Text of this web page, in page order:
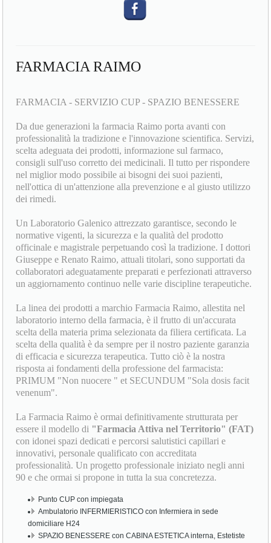
FARMACIA RAIMO
FARMACIA - SERVIZIO CUP - SPAZIO BENESSERE
Da due generazioni la farmacia Raimo porta avanti con
professionalità la tradizione e l'innovazione scientifica. Servizi,
scelta adeguata dei prodotti, informazione sul farmaco,
consigli sull'uso corretto dei medicinali. Il tutto per rispondere
nel miglior modo possibile ai bisogni dei suoi pazienti,
nell'ottica di un'attenzione alla prevenzione e al giusto utilizzo
dei rimedi.
Un Laboratorio Galenico attrezzato garantisce, secondo le
normative vigenti, la sicurezza e la qualità del prodotto
officinale e magistrale perpetuando così la tradizione. I dottori
Giuseppe e Renato Raimo, attuali titolari, sono supportati da
collaboratori adeguatamente preparati e perfezionati attraverso
un aggiornamento continuo nelle varie discipline terapeutiche.
La linea dei prodotti a marchio Farmacia Raimo, allestita nel
laboratorio interno della farmacia, è il frutto di un'accurata
scelta della materia prima selezionata da filiera certificata. La
scelta della qualità è da sempre per il nostro paziente garanzia
di efficacia e sicurezza terapeutica. Tutto ciò è la nostra
risposta ai fondamenti della professione del farmacista:
PRIMUM "Non nuocere " et SECUNDUM "Sola dosis facit
venenum".
La Farmacia Raimo è ormai definitivamente strutturata per
essere il modello di "Farmacia Attiva nel Territorio" (FAT)
con idonei spazi dedicati e percorsi salutistici capillari e
innovativi, personale qualificato con accreditata
professionalità. Un progetto professionale iniziato negli anni
90 e che ormai si propone in tutta la sua concretezza.
Punto CUP con impiegata
Ambulatorio INFERMIERISTICO con Infermiera in sede
domiciliare H24
SPAZIO BENESSERE con CABINA ESTETICA interna, Estetiste